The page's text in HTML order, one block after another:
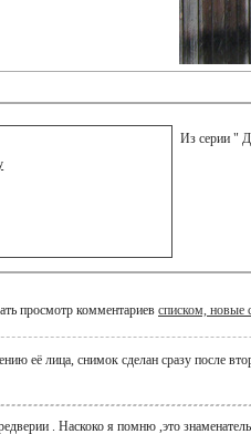
Из серии "
просмотр комментариев списком, новые
её лица, снимок сделан сразу после
. Наскоко я помню ,это